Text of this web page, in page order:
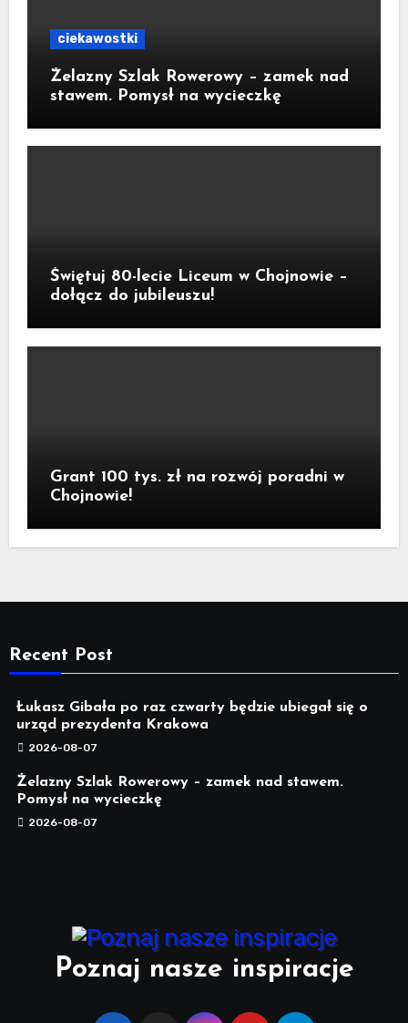
ciekawostki
Żelazny Szlak Rowerowy – zamek nad
stawem. Pomysł na wycieczkę
Świętuj 80-lecie Liceum w Chojnowie –
dołącz do jubileuszu!
Grant 100 tys. zł na rozwój poradni w
Chojnowie!
Recent Post
Łukasz Gibała po raz czwarty będzie ubiegał się o
urząd prezydenta Krakowa
2026-08-07
Żelazny Szlak Rowerowy – zamek nad stawem.
Pomysł na wycieczkę
2026-08-07
Poznaj nasze inspiracje